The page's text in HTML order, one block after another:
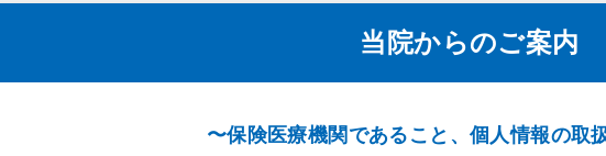
当院からのご案内
〜保険医療機関であること、個人情報の取